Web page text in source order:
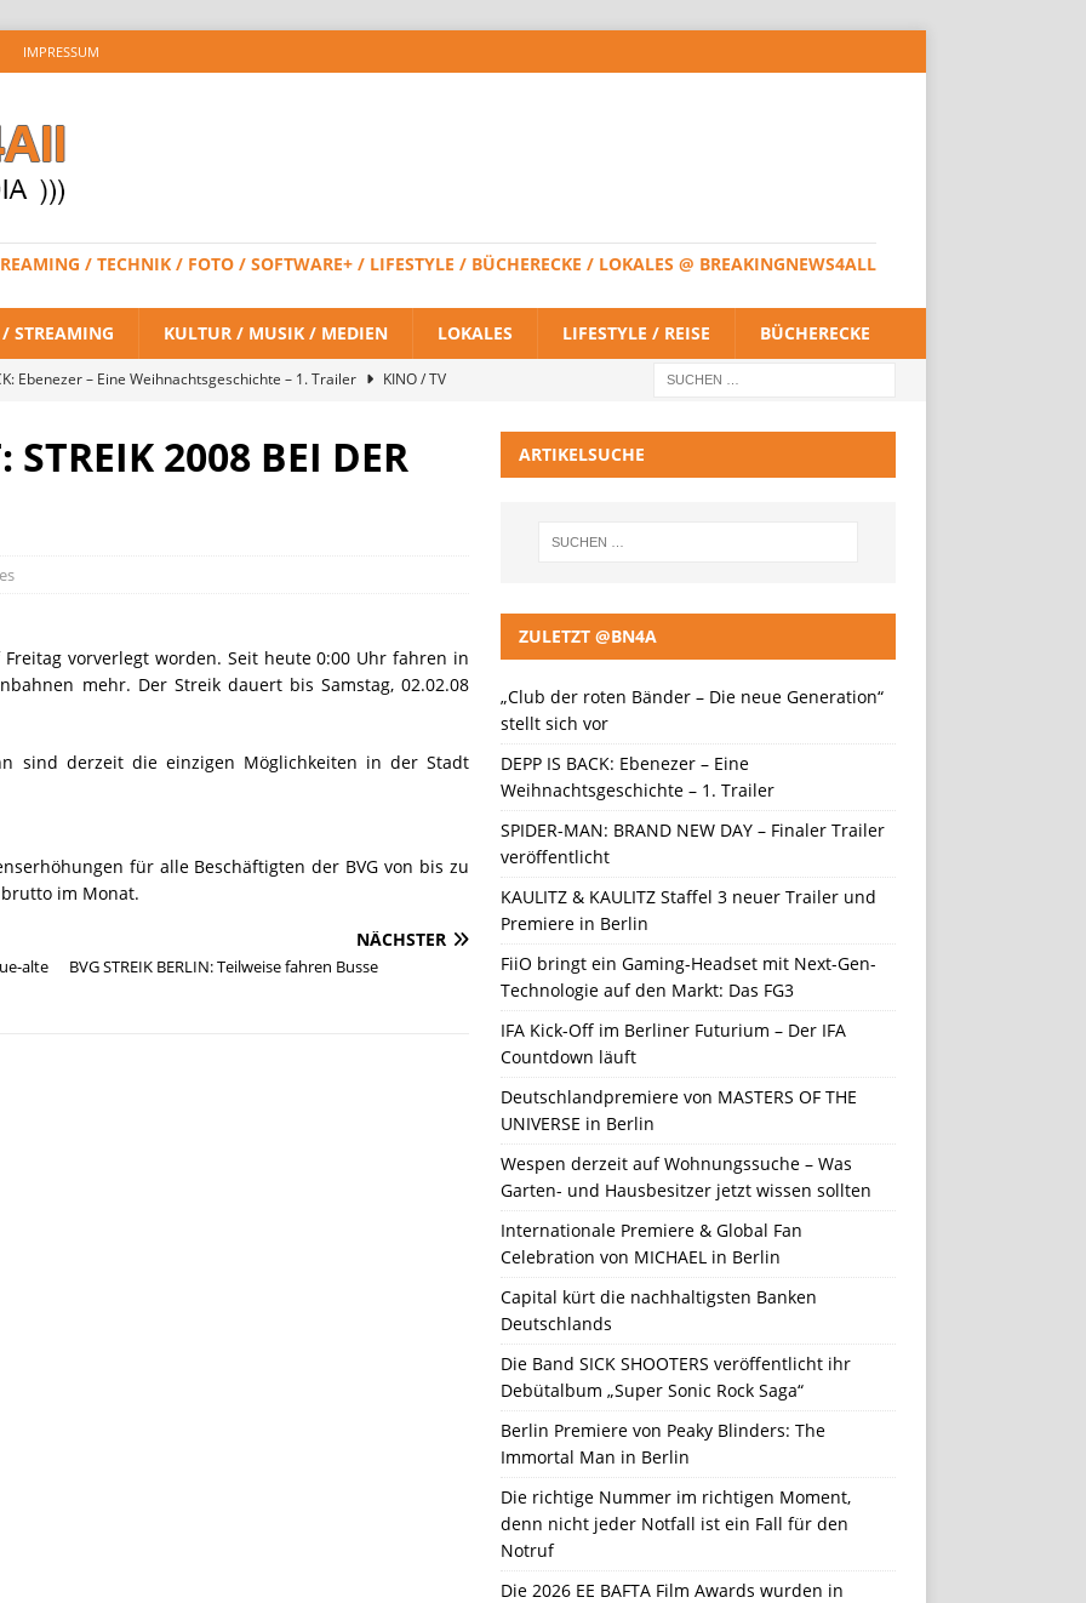
IMPRESSUM
/ TECHNIK / FOTO / SOFTWARE+ / LIFESTYLE / BÜCHERECKE / LOKALES @ BREAKINGNEWS4ALL
STREAMING KULTUR / MUSIK / MEDIEN LOKALES LIFESTYLE / REISE BÜCHERECKE
Ebenezer – Eine Weihnachtsgeschichte – 1. Trailer
KINO / TV
BRAND NEW DAY – Finaler Trailer veröffentlicht
KINO / TV /
2008 BEI DER
vorverlegt worden. Seit heute 0:00 Uhr fahren in
mehr. Der Streik dauert bis Samstag, 02.02.08
sind derzeit die einzigen Möglichkeiten in der Stadt
für alle Beschäftigten der BVG von bis zu
im Monat.
alte
NÄCHSTER
BVG STREIK BERLIN: Teilweise fahren Busse
ARTIKELSUCHE
ZULETZT @BN4A
„Club der roten Bänder – Die neue Generation“
stellt sich vor
DEPP IS BACK: Ebenezer – Eine
Weihnachtsgeschichte – 1. Trailer
SPIDER-MAN: BRAND NEW DAY – Finaler Trailer
veröffentlicht
KAULITZ & KAULITZ Staffel 3 neuer Trailer und
Premiere in Berlin
FiiO bringt ein Gaming-Headset mit Next-Gen-
Technologie auf den Markt: Das FG3
IFA Kick-Off im Berliner Futurium – Der IFA
Countdown läuft
Deutschlandpremiere von MASTERS OF THE
UNIVERSE in Berlin
Wespen derzeit auf Wohnungssuche – Was
Garten- und Hausbesitzer jetzt wissen sollten
Internationale Premiere & Global Fan
Celebration von MICHAEL in Berlin
Capital kürt die nachhaltigsten Banken
Deutschlands
Die Band SICK SHOOTERS veröffentlicht ihr
Debütalbum „Super Sonic Rock Saga“
Berlin Premiere von Peaky Blinders: The
Immortal Man in Berlin
Die richtige Nummer im richtigen Moment,
denn nicht jeder Notfall ist ein Fall für den
Notruf
Die 2026 EE BAFTA Film Awards wurden in